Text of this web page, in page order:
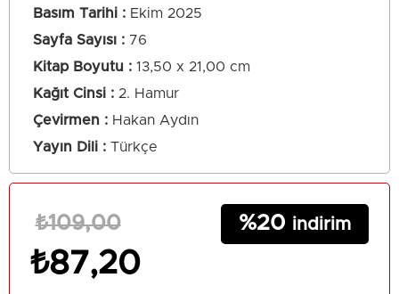
Basım Tarihi
Ekim 2025
Sayfa Sayısı
76
Kitap Boyutu
13,50 x 21,00 cm
Kağıt Cinsi
2. Hamur
Çevirmen
Hakan Aydın
Yayın Dili
Türkçe
₺109,00
₺87,20
20